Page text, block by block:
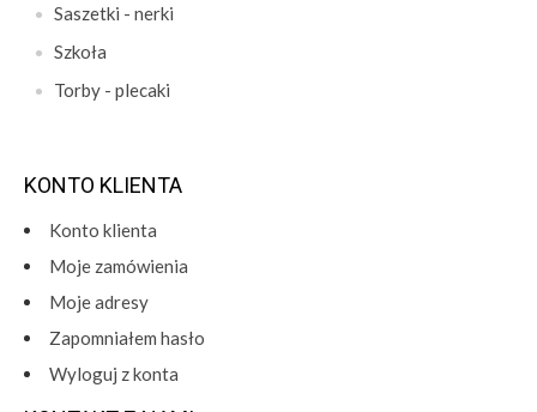
Saszetki - nerki
Szkoła
Torby - plecaki
KONTO KLIENTA
Konto klienta
Moje zamówienia
Moje adresy
Zapomniałem hasło
Wyloguj z konta